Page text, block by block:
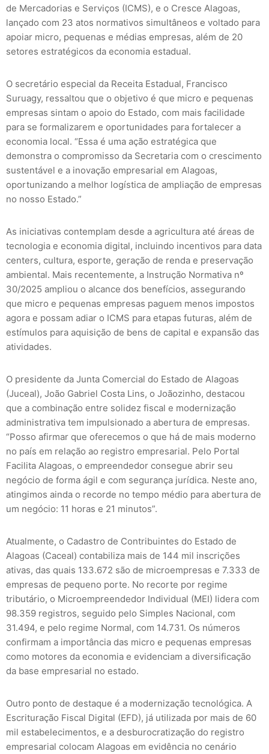
de Mercadorias e Serviços (ICMS), e o Cresce Alagoas,
lançado com 23 atos normativos simultâneos e voltado para
apoiar micro, pequenas e médias empresas, além de 20
setores estratégicos da economia estadual.
O secretário especial da Receita Estadual, Francisco
Suruagy, ressaltou que o objetivo é que micro e pequenas
empresas sintam o apoio do Estado, com mais facilidade
para se formalizarem e oportunidades para fortalecer a
economia local. “Essa é uma ação estratégica que
demonstra o compromisso da Secretaria com o crescimento
sustentável e a inovação empresarial em Alagoas,
oportunizando a melhor logística de ampliação de empresas
no nosso Estado.”
As iniciativas contemplam desde a agricultura até áreas de
tecnologia e economia digital, incluindo incentivos para data
centers, cultura, esporte, geração de renda e preservação
ambiental. Mais recentemente, a Instrução Normativa nº
30/2025 ampliou o alcance dos benefícios, assegurando
que micro e pequenas empresas paguem menos impostos
agora e possam adiar o ICMS para etapas futuras, além de
estímulos para aquisição de bens de capital e expansão das
atividades.
O presidente da Junta Comercial do Estado de Alagoas
(Juceal), João Gabriel Costa Lins, o Joãozinho, destacou
que a combinação entre solidez fiscal e modernização
administrativa tem impulsionado a abertura de empresas.
“Posso afirmar que oferecemos o que há de mais moderno
no país em relação ao registro empresarial. Pelo Portal
Facilita Alagoas, o empreendedor consegue abrir seu
negócio de forma ágil e com segurança jurídica. Neste ano,
atingimos ainda o recorde no tempo médio para abertura de
um negócio: 11 horas e 21 minutos”.
Atualmente, o Cadastro de Contribuintes do Estado de
Alagoas (Caceal) contabiliza mais de 144 mil inscrições
ativas, das quais 133.672 são de microempresas e 7.333 de
empresas de pequeno porte. No recorte por regime
tributário, o Microempreendedor Individual (MEI) lidera com
98.359 registros, seguido pelo Simples Nacional, com
31.494, e pelo regime Normal, com 14.731. Os números
confirmam a importância das micro e pequenas empresas
como motores da economia e evidenciam a diversificação
da base empresarial no estado.
Outro ponto de destaque é a modernização tecnológica. A
Escrituração Fiscal Digital (EFD), já utilizada por mais de 60
mil estabelecimentos, e a desburocratização do registro
empresarial colocam Alagoas em evidência no cenário